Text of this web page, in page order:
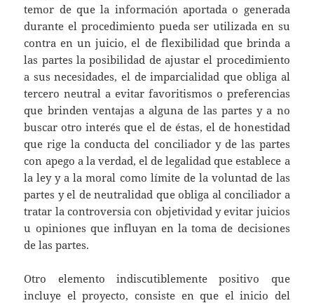
temor de que la información aportada o generada
durante el procedimiento pueda ser utilizada en su
contra en un juicio, el de flexibilidad que brinda a
las partes la posibilidad de ajustar el procedimiento
a sus necesidades, el de imparcialidad que obliga al
tercero neutral a evitar favoritismos o preferencias
que brinden ventajas a alguna de las partes y a no
buscar otro interés que el de éstas, el de honestidad
que rige la conducta del conciliador y de las partes
con apego a la verdad, el de legalidad que establece a
la ley y a la moral como límite de la voluntad de las
partes y el de neutralidad que obliga al conciliador a
tratar la controversia con objetividad y evitar juicios
u opiniones que influyan en la toma de decisiones
de las partes.
Otro elemento indiscutiblemente positivo que
incluye el proyecto, consiste en que el inicio del